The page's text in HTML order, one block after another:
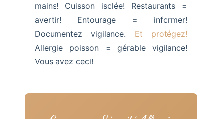
mains! Cuisson isolée! Restaurants =
avertir! Entourage = informer!
Documentez vigilance. Et protégez!
Allergie poisson = gérable vigilance!
Vous avez ceci!